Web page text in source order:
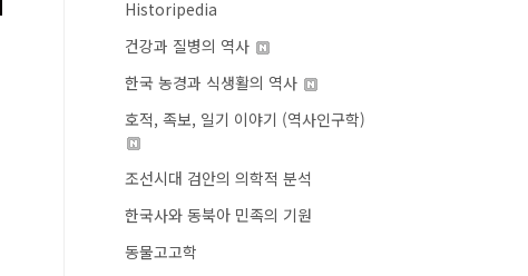
Historipedia
건강과 질병의 역사
한국 농경과 식생활의 역사
호적, 족보, 일기 이야기 (역사인구학)
조선시대 검안의 의학적 분석
한국사와 동북아 민족의 기원
동물고고학